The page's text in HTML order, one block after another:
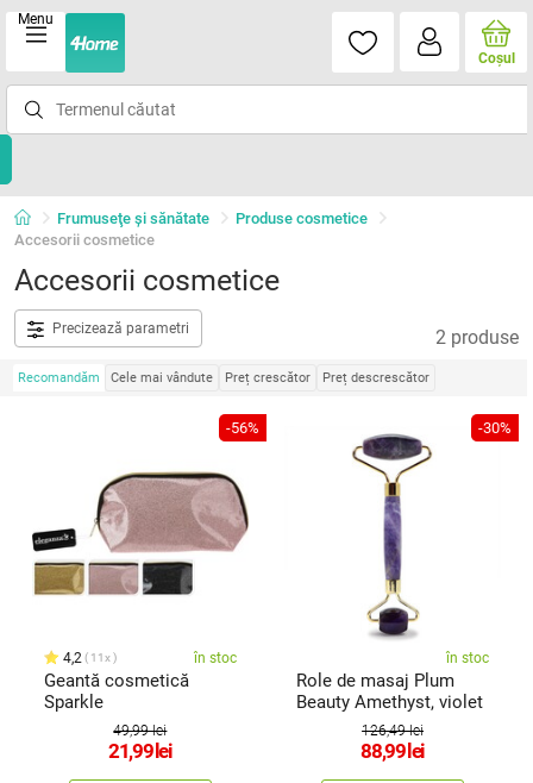
Menu
Coşul
Frumuseţe şi sănătate
Produse cosmetice
Accesorii cosmetice
Accesorii cosmetice
Precizează parametri 2 produse
Recomandăm Cele mai vândute Preț crescător Preț descrescător
-56%
4,2 11x în stoc
Geantă cosmetică
Sparkle
49,99 lei
21,99 lei
-30%
în stoc
Role de masaj Plum
Beauty Amethyst, violet
126,49 lei
88,99 lei